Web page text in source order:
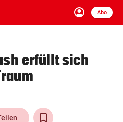
account_circle
Anmelden
Abo
close Schließen
arrow_right
erfüllt sich